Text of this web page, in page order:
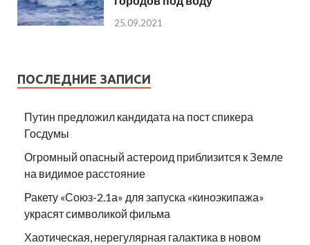
25.09.2021
ПОСЛЕДНИЕ ЗАПИСИ
Путин предложил кандидата на пост спикера
Госдумы
Огромный опасный астероид приблизится к Земле
на видимое расстояние
Ракету «Союз-2.1а» для запуска «киноэкипажа»
украсят символикой фильма
Хаотическая, нерегулярная галактика в новом